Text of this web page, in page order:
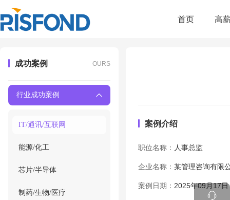
首页 高
成功案例 OURS
行业成功案例
IT/通讯/互联网
能源/化工
芯片/半导体
制药/生物/医疗
案例介绍
职位名称： 人事总监
企业名称： 某管理咨询有限
案例日期： 2025年09月17日